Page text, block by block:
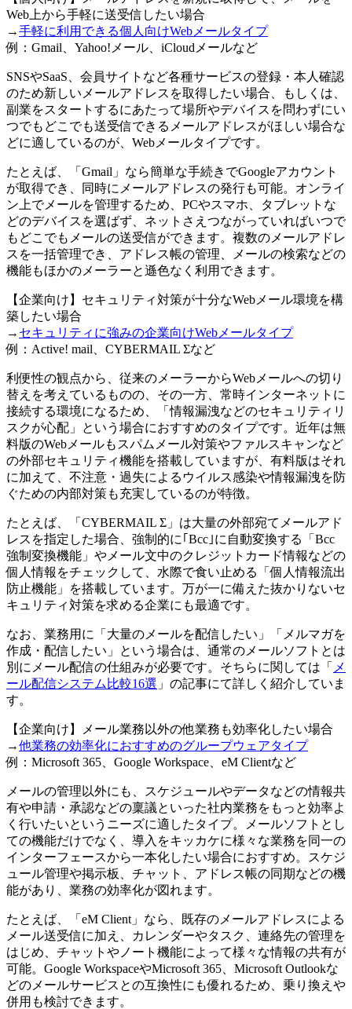
Web上から手軽に送受信したい場合
→手軽に利用できる個人向けWebメールタイプ
例：Gmail、Yahoo!メール、iCloudメールなど
SNSやSaaS、会員サイトなど各種サービスの登録・本人確認
のため新しいメールアドレスを取得したい場合、もしくは、
副業をスタートするにあたって場所やデバイスを問わずにい
つでもどこでも送受信できるメールアドレスがほしい場合な
どに適しているのが、Webメールタイプです。
たとえば、「Gmail」なら簡単な手続きでGoogleアカウント
が取得でき、同時にメールアドレスの発行も可能。オンライ
ン上でメールを管理するため、PCやスマホ、タブレットな
どのデバイスを選ばず、ネットさえつながっていればいつで
もどこでもメールの送受信ができます。複数のメールアドレ
スを一括管理でき、アドレス帳の管理、メールの検索などの
機能もほかのメーラーと遜色なく利用できます。
【企業向け】セキュリティ対策が十分なWebメール環境を構
築したい場合
→ セキュリティに強みの企業向けWebメールタイプ
例：Active! mail、CYBERMAIL Σなど
利便性の観点から、従来のメーラーからWebメールへの切り
替えを考えているものの、その一方、常時インターネットに
接続する環境になるため、「情報漏洩などのセキュリティリ
スクが心配」という場合におすすめのタイプです。近年は無
料版のWebメールもスパムメール対策やファルスキャンなど
の外部セキュリティ機能を搭載していますが、有料版はそれ
に加えて、不注意・過失によるウイルス感染や情報漏洩を防
ぐための内部対策も充実しているのが特徴。
たとえば、「CYBERMAIL Σ」は大量の外部宛てメールアド
レスを指定した場合、強制的に｢Bcc｣に自動変換する「Bcc
強制変換機能」やメール文中のクレジットカード情報などの
個人情報をチェックして、水際で食い止める「個人情報流出
防止機能」を搭載しています。万が一に備えた抜かりないセ
キュリティ対策を求める企業にも最適です。
なお、業務用に「大量のメールを配信したい」「メルマガを
作成・配信したい」という場合は、通常のメールソフトとは
別にメール配信の仕組みが必要です。そちらに関しては「 メ
ール配信システム比較16選 」の記事にて詳しく紹介していま
す。
【企業向け】メール業務以外の他業務も効率化したい場合
→他業務の効率化におすすめのグループウェアタイプ
例：Microsoft 365、Google Workspace、eM Clientなど
メールの管理以外にも、スケジュールやデータなどの情報共
有や申請・承認などの稟議といった社内業務をもっと効率よ
く行いたいというニーズに適したタイプ。メールソフトとし
ての機能だけでなく、導入をキッカケに様々な業務を同一の
インターフェースから一本化したい場合におすすめ。スケジ
ュール管理や掲示板、チャット、アドレス帳の同期などの機
能があり、業務の効率化が図れます。
たとえば、「eM Client」なら、既存のメールアドレスによる
メール送受信に加え、カレンダーやタスク、連絡先の管理を
はじめ、チャットやノート機能によって様々な情報の共有が
可能。Google WorkspaceやMicrosoft 365、Microsoft Outlookな
どのメールサービスとの互換性にも優れるため、乗り換えや
併用も検討できます。